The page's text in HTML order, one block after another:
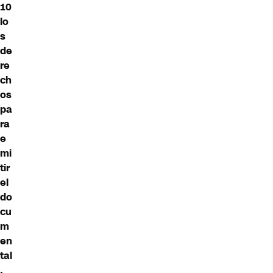
10
lo
s
de
re
ch
os
pa
ra
e
mi
tir
el
do
cu
m
en
tal
,